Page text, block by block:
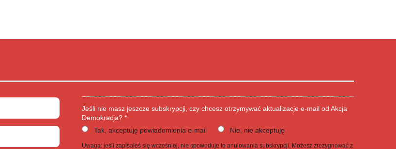
Jeśli nie masz jeszcze subskrypcji, czy chcesz otrzymywać aktualizacje e-mail od Akcja
Demokracja? *
Tak, akceptuję powiadomienia e-mail
Nie, nie akceptuję
Uwaga: jeśli zapisałeś się wcześniej, nie spowoduje to anulowania subskrypcji. Możesz zrezygnować z